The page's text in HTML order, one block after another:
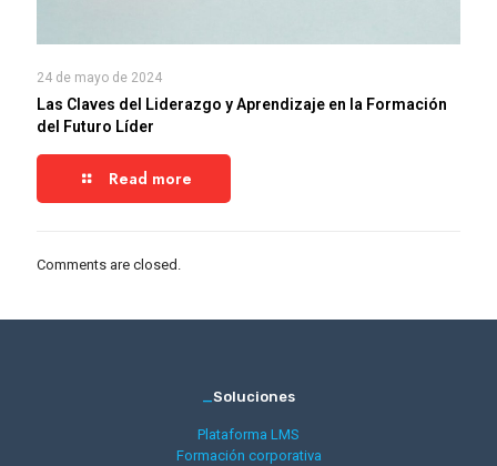
24 de mayo de 2024
Las Claves del Liderazgo y Aprendizaje en la Formación
del Futuro Líder
Read more
Comments are closed.
_Soluciones
Plataforma LMS
Formación corporativa